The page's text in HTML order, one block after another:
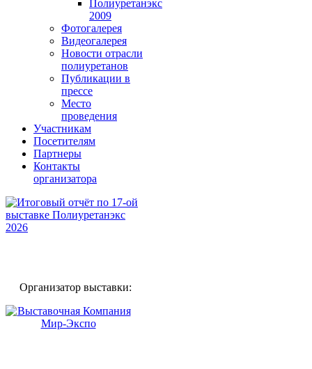
Полиуретанэкс
2009
Фотогалерея
Видеогалерея
Новости отрасли
полиуретанов
Публикации в
прессе
Место
проведения
Участникам
Посетителям
Партнеры
Контакты
организатора
Организатор выставки: